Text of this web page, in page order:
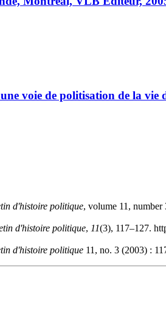
voie de politisation de la
d'histoire politique, volume 11,
d'histoire politique, 11(3), 117–127.
d'histoire politique 11, no. 3 (2003) :